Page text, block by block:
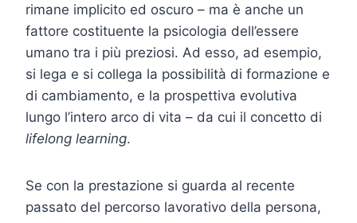
rimane implicito ed oscuro – ma è anche un
fattore costituente la psicologia dell’essere
umano tra i più preziosi. Ad esso, ad esempio,
si lega e si collega la possibilità di formazione e
di cambiamento, e la prospettiva evolutiva
lungo l’intero arco di vita – da cui il concetto di
lifelong learning.
Se con la prestazione si guarda al recente
passato del percorso lavorativo della persona,